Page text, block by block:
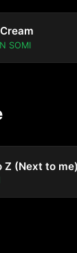
SOMI
Z (Next to